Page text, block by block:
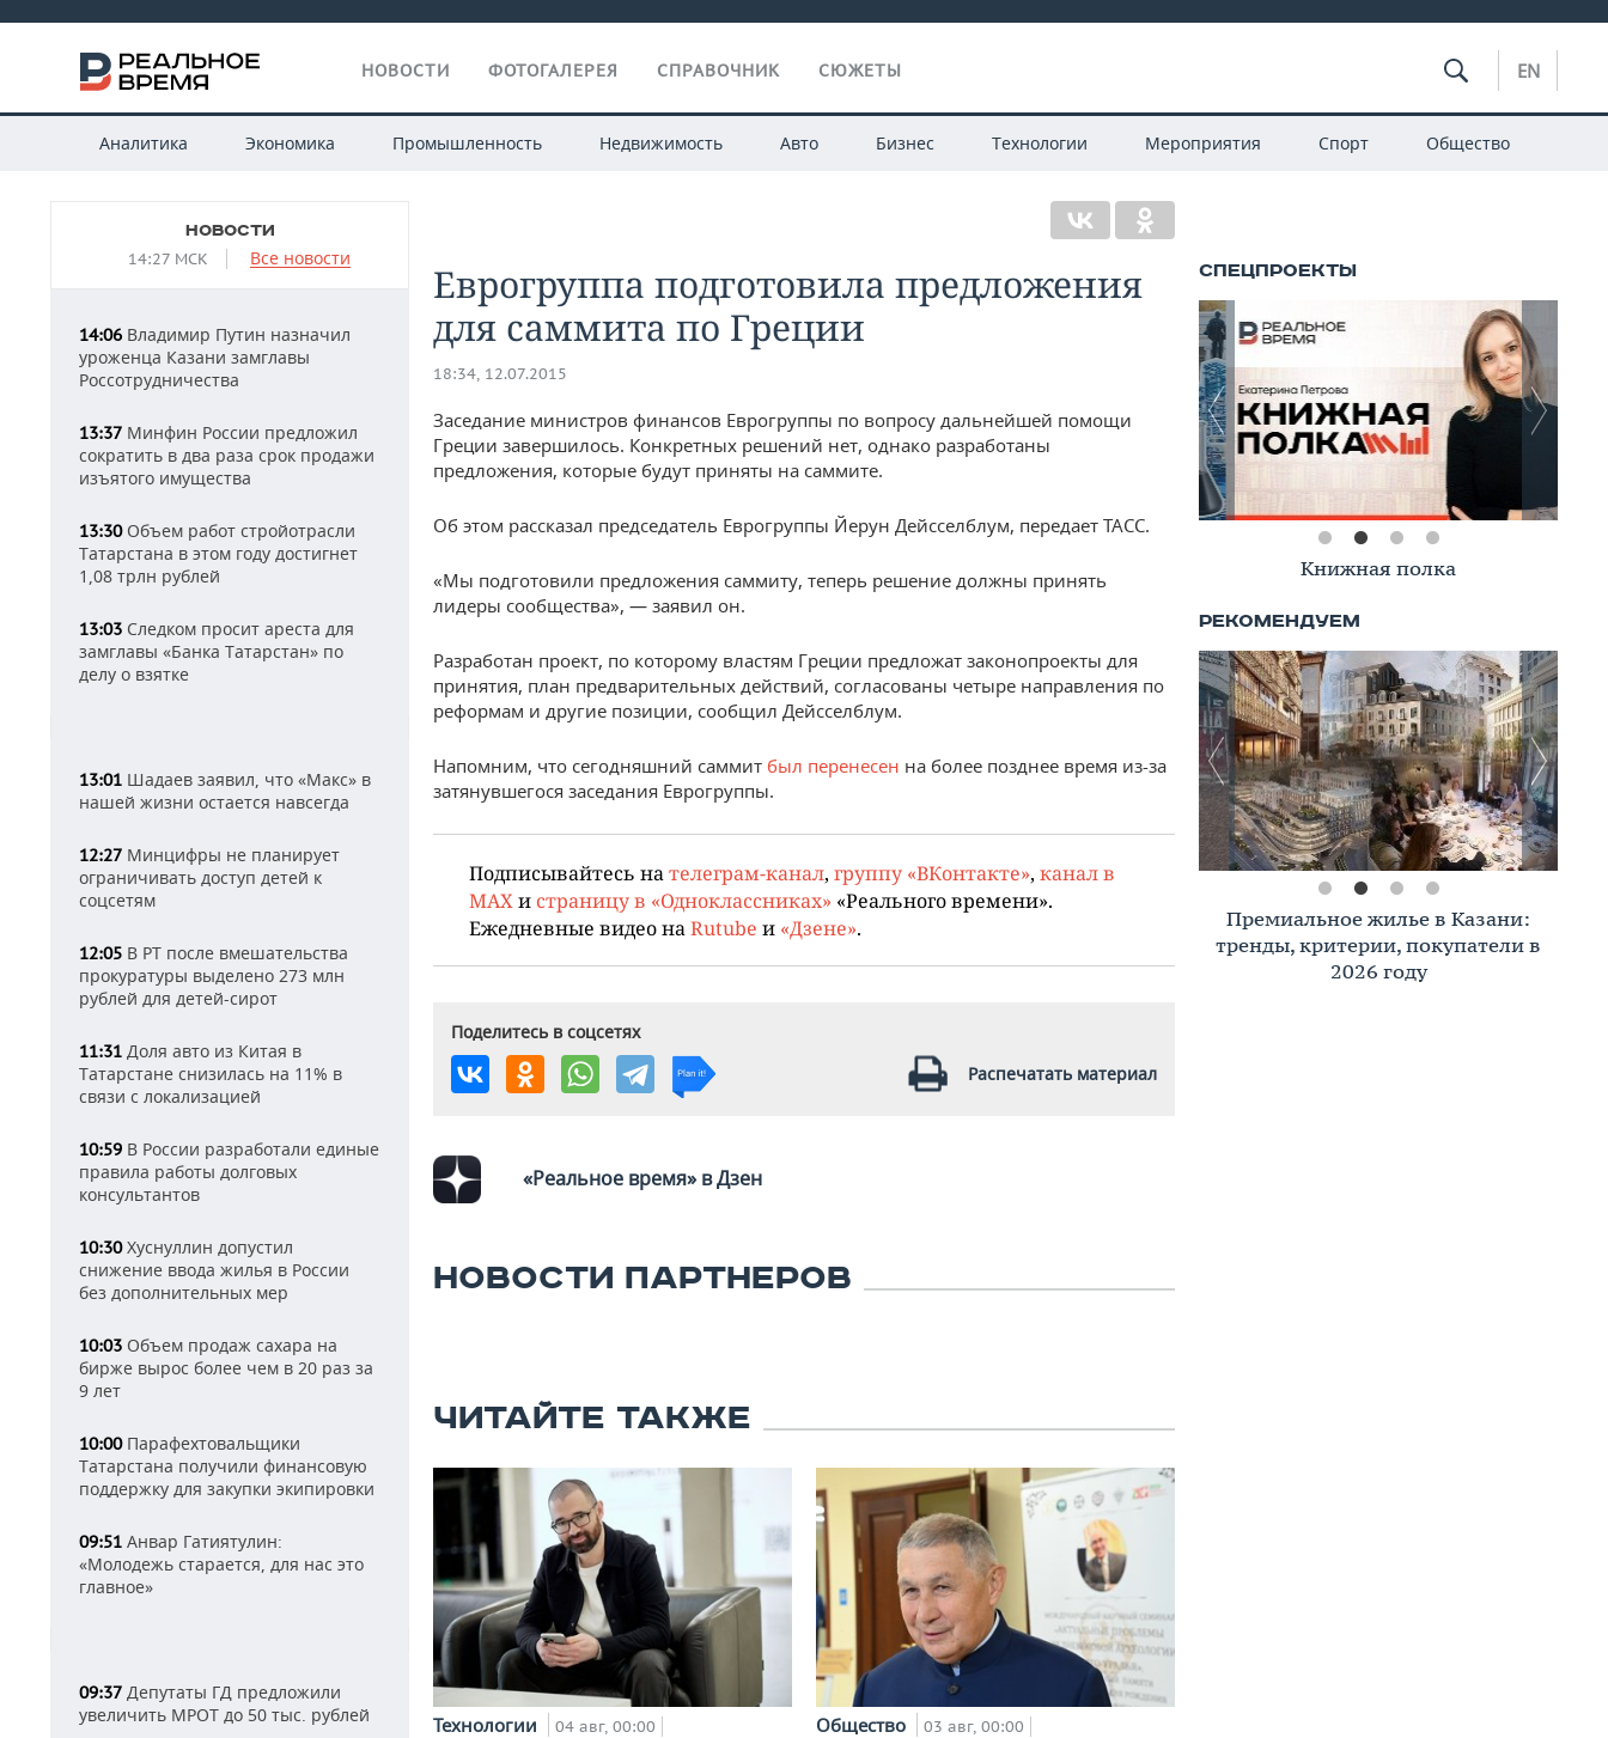
НОВОСТИ ФОТОГАЛЕРЕЯ СПРАВОЧНИК СЮЖЕТЫ EN
Аналитика Экономика Промышленность Недвижимость Авто Бизнес Технологии Мероприятия Спорт Общество
НОВОСТИ
14:27 МСК Все новости
14:06 Владимир Путин назначил
уроженца Казани замглавы
Россотрудничества
13:37 Минфин России предложил
сократить в два раза срок продажи
изъятого имущества
13:30Объем работ стройотрасли
Татарстана в этом году достигнет
1,08 трлн рублей
13:03 Следком просит ареста для
замглавы «Банка Татарстан» по
делу о взятке
13:01 Шадаев заявил, что «Макс» в
нашей жизни остается навсегда
12:27 Минцифры не планирует
ограничивать доступ детей к
соцсетям
12:05 В РТ после вмешательства
прокуратуры выделено 273 млн
рублей для детей-сирот
11:31 Доля авто из Китая в
Татарстане снизилась на 11% в
связи с локализацией
10:59 В России разработали единые
правила работы долговых
консультантов
10:30Хуснуллин допустил
снижение ввода жилья в России
без дополнительных мер
10:03 Объем продаж сахара на
бирже вырос более чем в 20 раз за
9 лет
10:00Парафехтовальщики
Татарстана получили финансовую
поддержку для закупки экипировки
09:51 Анвар Гатиятулин:
«Молодежь старается, для нас это
главное»
09:37 Депутаты ГД предложили
увеличить МРОТ до 50 тыс. рублей
Еврогруппа подготовила предложения
для саммита по Греции
18:34, 12.07.2015
Заседание министров финансов Еврогруппы по вопросу дальнейшей помощи
Греции завершилось. Конкретных решений нет, однако разработаны
предложения, которые будут приняты на саммите.
Об этом рассказал председатель Еврогруппы Йерун Дейсселблум, передает ТАСС.
«Мы подготовили предложения саммиту, теперь решение должны принять
лидеры сообщества», — заявил он.
Разработан проект, по которому властям Греции предложат законопроекты для
принятия, план предварительных действий, согласованы четыре направления по
реформам и другие позиции, сообщил Дейсселблум.
Напомним, что сегодняшний саммит был перенесен на более позднее время из-за
затянувшегося заседания Еврогруппы.
Подписывайтесь на телеграм-канал, группу «ВКонтакте», канал в
MAX и страницу в «Одноклассниках» «Реального времени».
Ежедневные видео на Rutube и «Дзене».
Поделитесь в соцсетях
Распечатать материал
«Реальное время» в Дзен
НОВОСТИ ПАРТНЕРОВ
ЧИТАЙТЕ ТАКЖЕ
Технологии 04 авг, 00:00 Общество 03 авг, 00:00
Книжная полка
Премиальное жилье в Казани:
тренды, критерии, покупатели в
2026 году